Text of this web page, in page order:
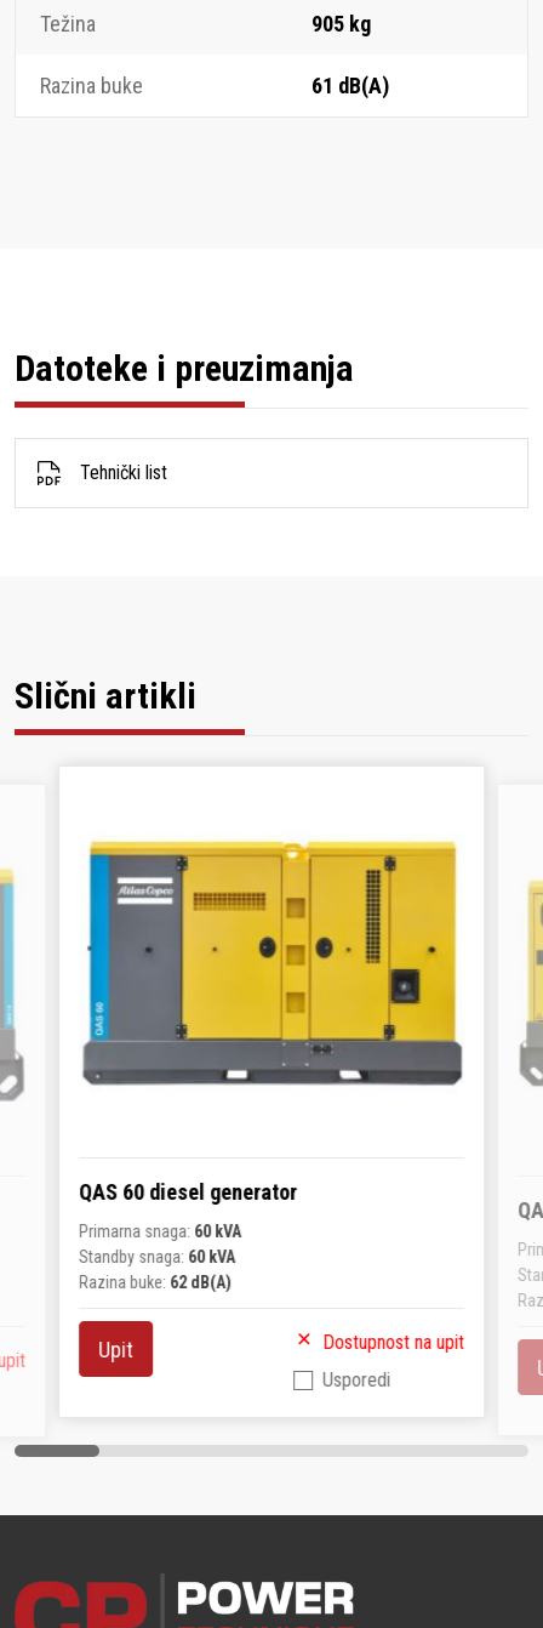
Težina 905 kg
Razina buke 61 dB(A)
Datoteke i preuzimanja
Tehnički list
Slični artikli
QAS 60 diesel generator
Primarna snaga: 60 kVA
Standby snaga: 60 kVA
Razina buke: 62 dB(A)
Upit
Dostupnost na upit
Usporedi